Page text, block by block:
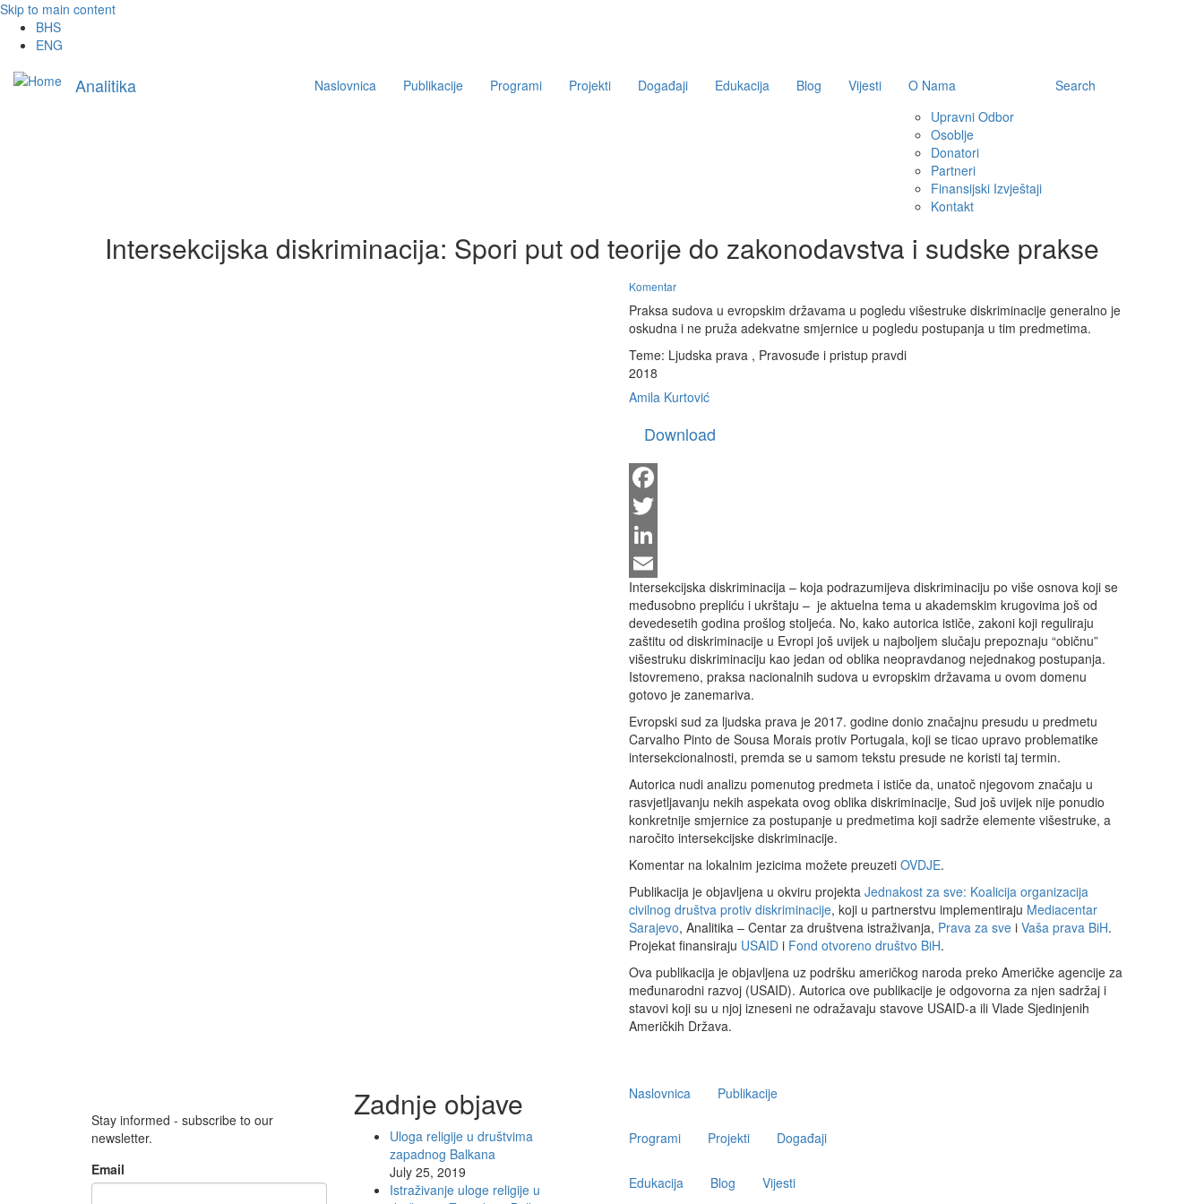
Skip to main content
BHS
ENG
Analitika
Main Naslovnica Publikacije Programi Projekti Događaji Edukacija Blog Vijesti
O Nama
Upravni Odbor
Osoblje
Donatori
Partneri
Finansijski Izvještaji
Kontakt
Search
Intersekcijska diskriminacija: Spori put od teorije do zakonodavstva i sudske prakse
Komentar
Praksa sudova u evropskim državama u pogledu višestruke diskriminacije generalno je
oskudna i ne pruža adekvatne smjernice u pogledu postupanja u tim predmetima.
Teme: Ljudska prava , Pravosuđe i pristup pravdi
2018
Amila Kurtović
Download
Facebook
Twitter
LinkedIn
Email
Intersekcijska diskriminacija – koja podrazumijeva diskriminaciju po više osnova koji se
međusobno prepliću i ukrštaju – je aktuelna tema u akademskim krugovima još od
devedesetih godina prošlog stoljeća. No, kako autorica ističe, zakoni koji reguliraju
zaštitu od diskriminacije u Evropi još uvijek u najboljem slučaju prepoznaju “običnu”
višestruku diskriminaciju kao jedan od oblika neopravdanog nejednakog postupanja.
Istovremeno, praksa nacionalnih sudova u evropskim državama u ovom domenu
gotovo je zanemariva.
Evropski sud za ljudska prava je 2017. godine donio značajnu presudu u predmetu
Carvalho Pinto de Sousa Morais protiv Portugala, koji se ticao upravo problematike
intersekcionalnosti, premda se u samom tekstu presude ne koristi taj termin.
Autorica nudi analizu pomenutog predmeta i ističe da, unatoč njegovom značaju u
rasvjetljavanju nekih aspekata ovog oblika diskriminacije, Sud još uvijek nije ponudio
konkretnije smjernice za postupanje u predmetima koji sadrže elemente višestruke, a
naročito intersekcijske diskriminacije.
Komentar na lokalnim jezicima možete preuzeti OVDJE.
Publikacija je objavljena u okviru projekta Jednakost za sve: Koalicija organizacija
civilnog društva protiv diskriminacije, koji u partnerstvu implementiraju Mediacentar
Sarajevo, Analitika – Centar za društvena istraživanja, Prava za sve i Vaša prava BiH.
Projekat finansiraju USAID i Fond otvoreno društvo BiH.
Ova publikacija je objavljena uz podršku američkog naroda preko Američke agencije za
međunarodni razvoj (USAID). Autorica ove publikacije je odgovorna za njen sadržaj i
stavovi koji su u njoj izneseni ne odražavaju stavove USAID-a ili Vlade Sjedinjenih
Američkih Država.
Stay informed - subscribe to our
newsletter.
Email
Zadnje objave
Uloga religije u društvima
zapadnog Balkana
July 25, 2019
Istraživanje uloge religije u
Main
Naslovnica Publikacije
Programi Projekti Događaji
Edukacija Blog Vijesti